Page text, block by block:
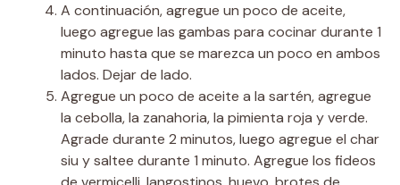
A continuación, agregue un poco de aceite,
luego agregue las gambas para cocinar durante 1
minuto hasta que se marezca un poco en ambos
lados. Dejar de lado.
Agregue un poco de aceite a la sartén, agregue
la cebolla, la zanahoria, la pimienta roja y verde.
Agrade durante 2 minutos, luego agregue el char
siu y saltee durante 1 minuto. Agregue los fideos